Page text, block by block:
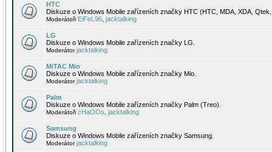
HTC
Diskuze o Windows Mobile zařízeních značky HTC (HTC, MDA, XDA,
Moderátoři EiFeL96 jacktalking
LG
Diskuze o Windows Mobile zařízeních značky LG.
Moderátorjacktalking
MiTAC Mio
Diskuze o Windows Mobile zařízeních značky Mio.
Moderátorjacktalking
Palm
Diskuze o Windows Mobile zařízeních značky Palm (Treo).
Moderátoři cHaOOs jacktalking
Samsung
Diskuze o Windows Mobile zařízeních značky Samsung.
Moderátorjacktalking